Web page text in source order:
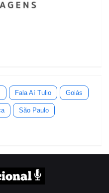
Fala Aí Tulio Goiás
São Paulo